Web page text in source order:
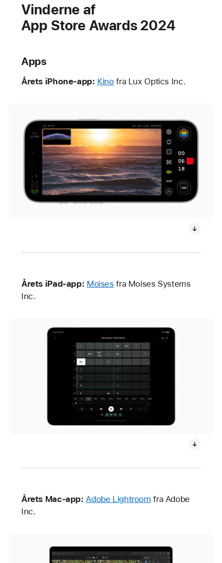
Vinderne af
App Store Awards 2024
Apps
Årets iPhone-app: Kinofra Lux Optics Inc.
Årets iPad-app: Moises fra Moises Systems
Inc.
Årets Mac-app: Adobe Lightroom fra Adobe
Inc.